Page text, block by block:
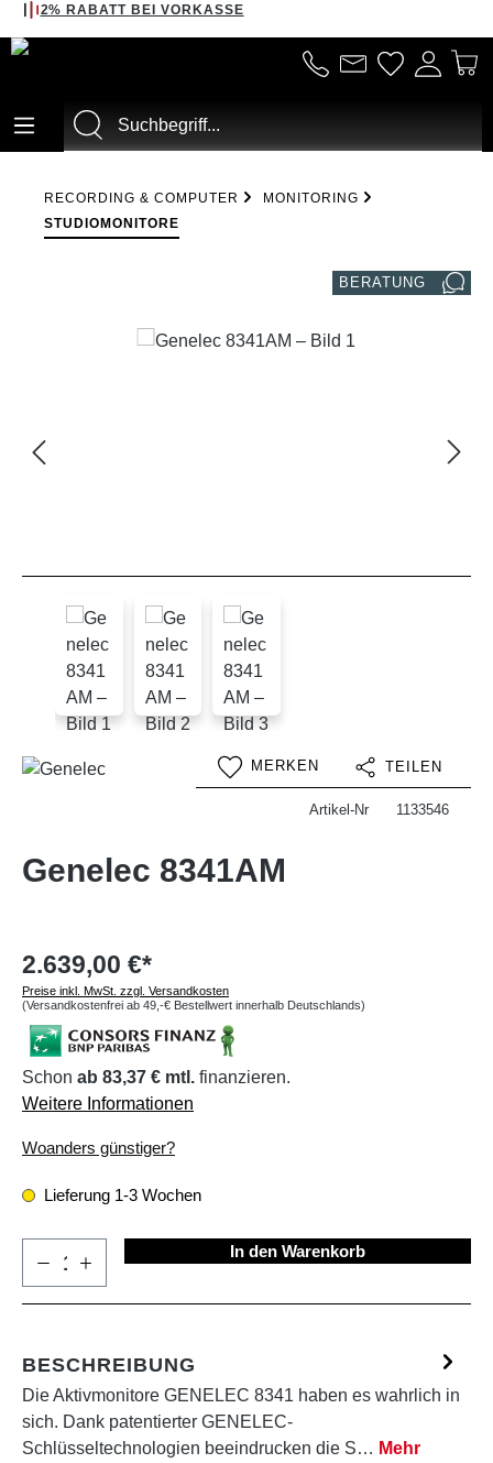
springen
2% RABATT BEI VORKASSE
RECORDING & COMPUTER
MONITORING
STUDIOMONITORE
BERATUNG
MERKEN TEILEN
Artikel-Nr 1133546
Genelec 8341AM
2.639,00 €*
Preise inkl. MwSt. zzgl. Versandkosten
(Versandkostenfrei ab 49,-€ Bestellwert innerhalb Deutschlands)
Schon ab 83,37 € mtl. finanzieren.
Weitere Informationen
Woanders günstiger?
Lieferung 1-3 Wochen
In den Warenkorb
BESCHREIBUNG
Die Aktivmonitore GENELEC 8341 haben es wahrlich in
sich. Dank patentierter GENELEC-
Schlüsseltechnologien beeindrucken die S… Mehr